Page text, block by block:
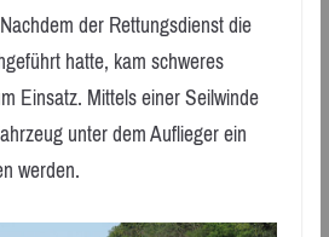
der Rettungsdienst die
hatte, kam schweres
Einsatz. Mittels einer Seilwinde
unter dem Auflieger ein
werden.